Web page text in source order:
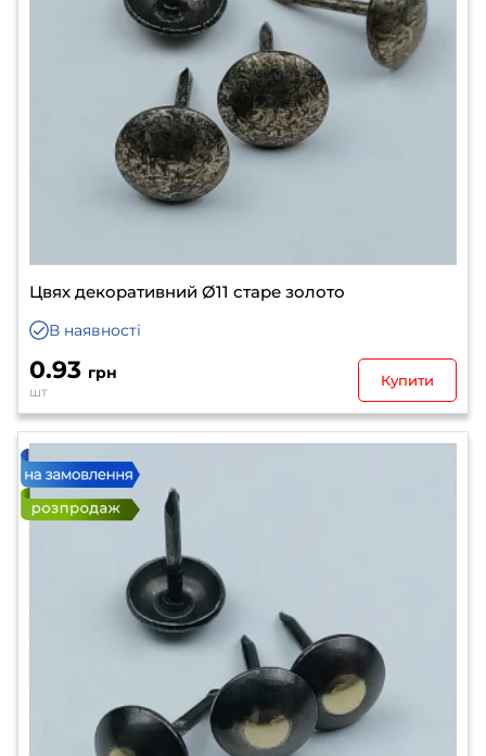
Цвях декоративний Ø11 старе золото
В наявності
0.93 грн
шт
Купити